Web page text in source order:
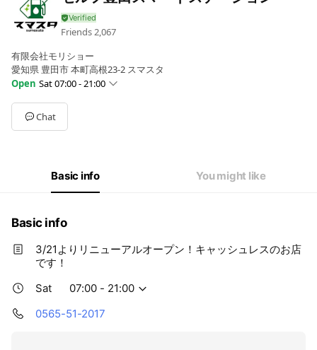
Friends2,067
有限会社モリショー
愛知県 豊田市 本町高根23-2 スマスタ
Open Sat 07:00 - 21:00
Sun07:00 - 21:00
Mon07:00 - 21:00
Tue
07:00 - 21:00
07:00 - 21:00
Chat
Basic info You might like
Basic info
3/21よりリニューアルオープン！キャッシュレスのお店
です！
Sat
07:00 - 21:00
0565-51-2017